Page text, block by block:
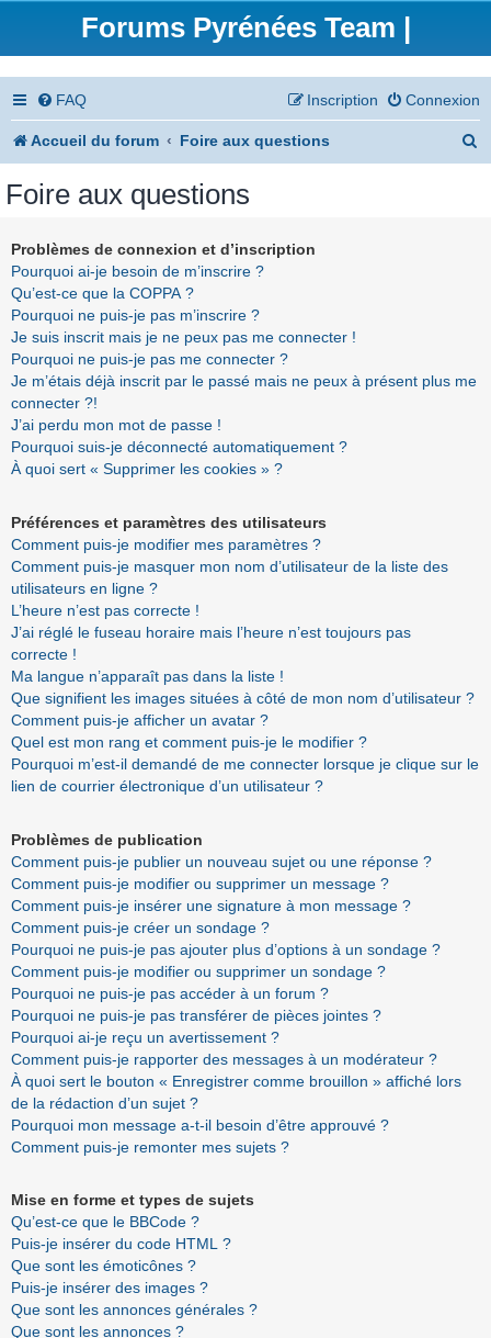
Forums Pyrénées Team |
FAQ Connexion
Inscription
Accueil du forum Foire aux questions
Foire aux questions
Problèmes de connexion et d’inscription
Pourquoi ai-je besoin de m’inscrire ?
Qu’est-ce que la COPPA ?
Pourquoi ne puis-je pas m’inscrire ?
Je suis inscrit mais je ne peux pas me connecter !
Pourquoi ne puis-je pas me connecter ?
Je m’étais déjà inscrit par le passé mais ne peux à présent plus me
connecter ?!
J’ai perdu mon mot de passe !
Pourquoi suis-je déconnecté automatiquement ?
À quoi sert « Supprimer les cookies » ?
Préférences et paramètres des utilisateurs
Comment puis-je modifier mes paramètres ?
Comment puis-je masquer mon nom d’utilisateur de la liste des
utilisateurs en ligne ?
L’heure n’est pas correcte !
J’ai réglé le fuseau horaire mais l’heure n’est toujours pas
correcte !
Ma langue n’apparaît pas dans la liste !
Que signifient les images situées à côté de mon nom d’utilisateur ?
Comment puis-je afficher un avatar ?
Quel est mon rang et comment puis-je le modifier ?
Pourquoi m’est-il demandé de me connecter lorsque je clique sur le
lien de courrier électronique d’un utilisateur ?
Problèmes de publication
Comment puis-je publier un nouveau sujet ou une réponse ?
Comment puis-je modifier ou supprimer un message ?
Comment puis-je insérer une signature à mon message ?
Comment puis-je créer un sondage ?
Pourquoi ne puis-je pas ajouter plus d’options à un sondage ?
Comment puis-je modifier ou supprimer un sondage ?
Pourquoi ne puis-je pas accéder à un forum ?
Pourquoi ne puis-je pas transférer de pièces jointes ?
Pourquoi ai-je reçu un avertissement ?
Comment puis-je rapporter des messages à un modérateur ?
À quoi sert le bouton « Enregistrer comme brouillon » affiché lors
de la rédaction d’un sujet ?
Pourquoi mon message a-t-il besoin d’être approuvé ?
Comment puis-je remonter mes sujets ?
Mise en forme et types de sujets
Qu’est-ce que le BBCode ?
Puis-je insérer du code HTML ?
Que sont les émoticônes ?
Puis-je insérer des images ?
Que sont les annonces générales ?
Que sont les annonces ?